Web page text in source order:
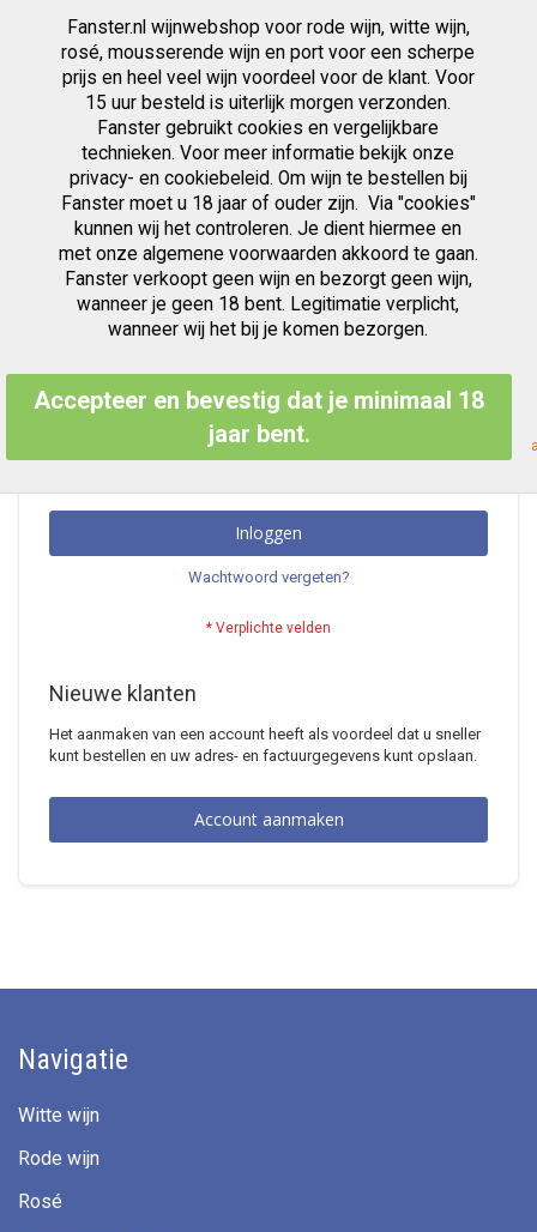
Fanster.nl wijnwebshop voor rode wijn, witte wijn,
rosé, mousserende wijn en port voor een scherpe
prijs en heel veel wijn voordeel voor de klant. Voor
15 uur besteld is uiterlijk morgen verzonden.
Fanster gebruikt cookies en vergelijkbare
technieken. Voor meer informatie bekijk onze
privacy- en cookiebeleid. Om wijn te bestellen bij
Fanster moet u 18 jaar of ouder zijn. Via "cookies"
kunnen wij het controleren. Je dient hiermee en
met onze algemene voorwaarden akkoord te gaan.
Fanster verkoopt geen wijn en bezorgt geen wijn,
wanneer je geen 18 bent. Legitimatie verplicht,
wanneer wij het bij je komen bezorgen.
Accepteer en bevestig dat je minimaal 18
jaar bent.
Zoek
inhoud
Klant Login
Geregistreerde Klanten
Als u een account hebt, meld u dan aan met uw e-mailadres.
E-mailadres
Inloggen
Wachtwoord vergeten?
Nieuwe klanten
Het aanmaken van een account heeft als voordeel dat u sneller
kunt bestellen en uw adres- en factuurgegevens kunt opslaan.
Account aanmaken
Navigatie
Witte wijn
Rode wijn
Rosé